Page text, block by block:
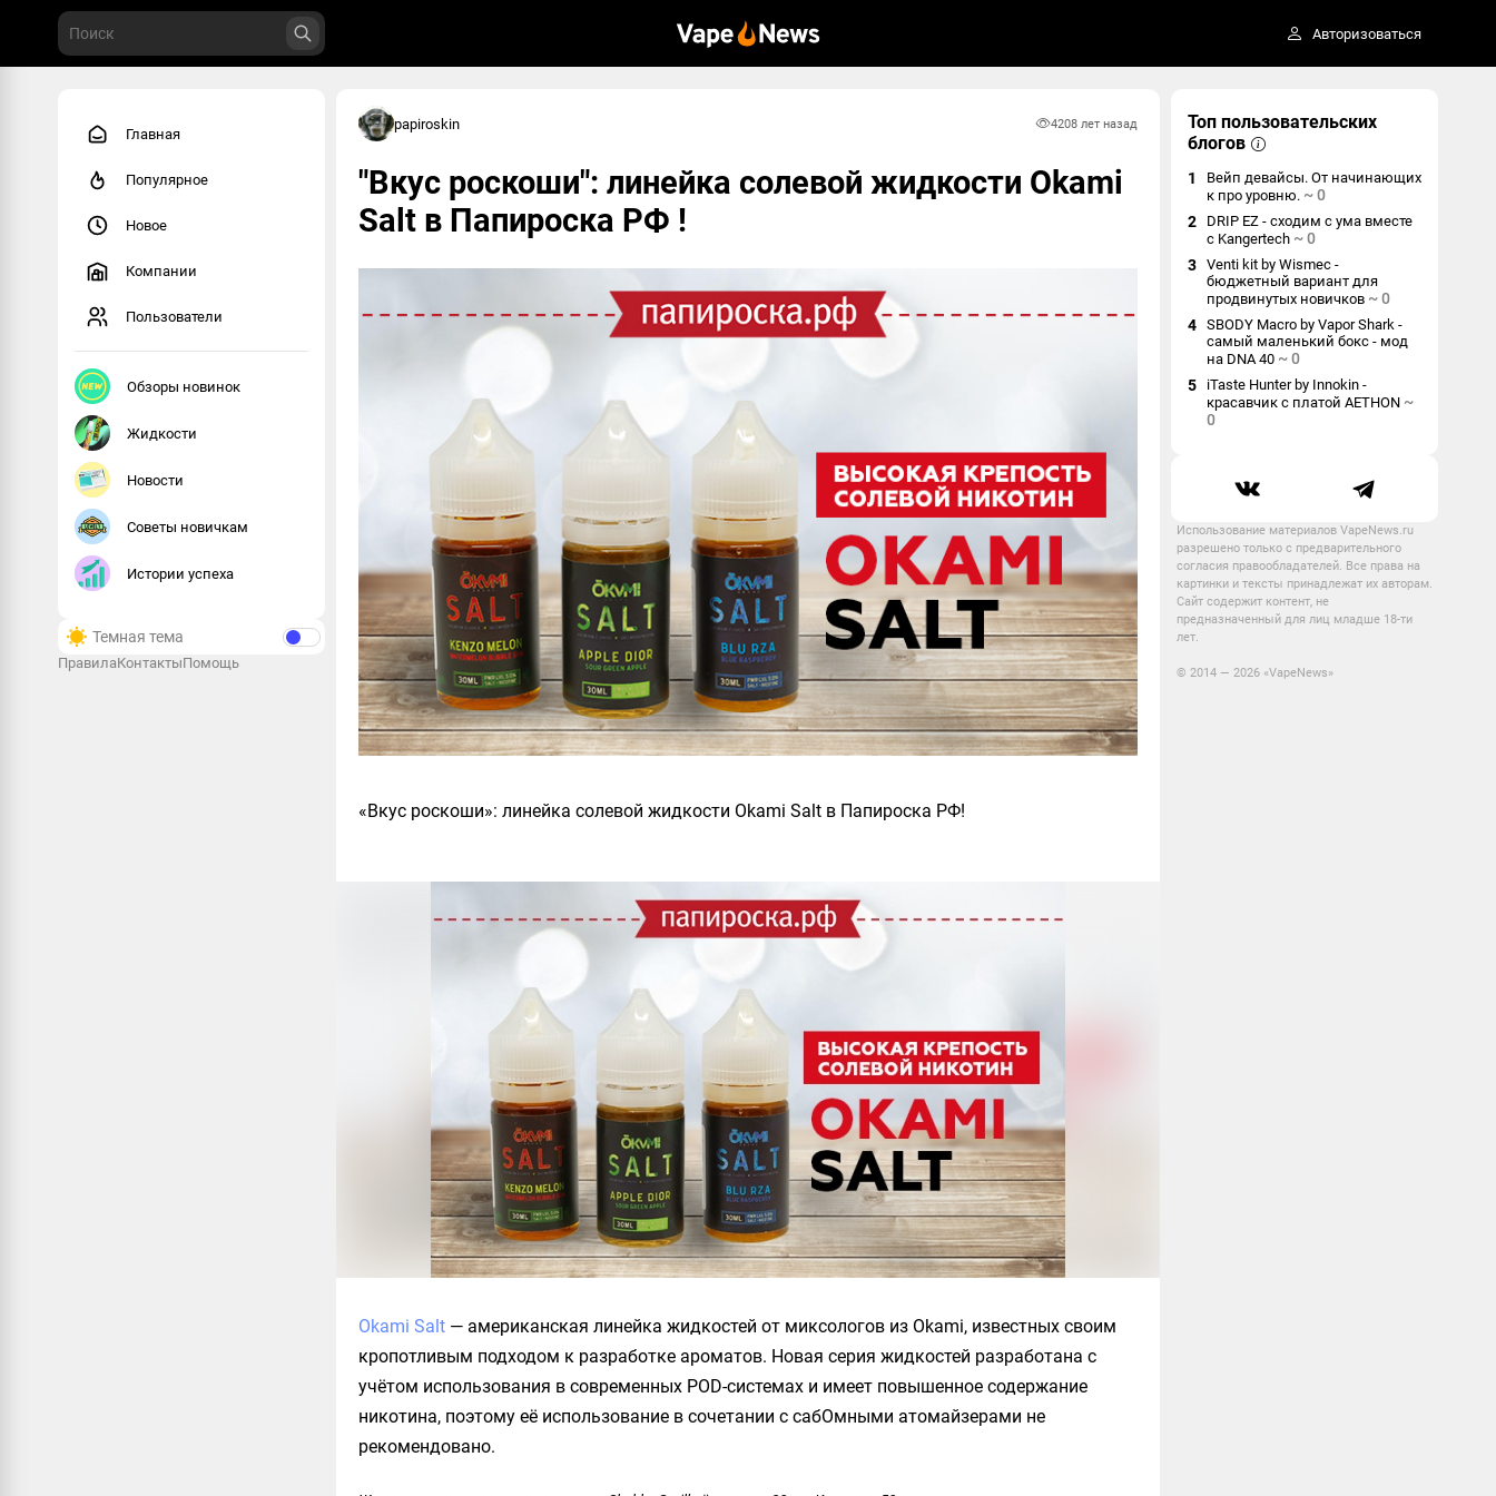
Авторизоваться
Главная
Популярное
Новое
Компании
Пользователи
Обзоры новинок
Жидкости
Новости
Советы новичкам
Истории успеха
Темная тема
ПравилаКонтактыПомощь
papiroskin 4208 лет назад
"Вкус роскоши": линейка солевой жидкости Okami
Salt в Папироска РФ !
«Вкус роскоши»: линейка солевой жидкости Okami Salt в Папироска РФ!
Okami Salt — американская линейка жидкостей от миксологов из Okami, известных своим
кропотливым подходом к разработке ароматов. Новая серия жидкостей разработана с
учётом использования в современных POD-системах и имеет повышенное содержание
никотина, поэтому её использование в сочетании с сабОмными атомайзерами не
рекомендовано.
Топ пользовательских
блогов
1
Вейп девайсы. От начинающих
к про уровню. ~0
2
DRIP EZ - сходим с ума вместе
с Kangertech ~0
3 Venti kit by Wismec -
бюджетный вариант для
продвинутых новичков ~0
4 SBODY Macro by Vapor Shark -
самый маленький бокс - мод
на DNA 40 ~0
5
iTaste Hunter by Innokin -
красавчик с платой AETHON ~
0
Использование материалов VapeNews.ru
разрешено только с предварительного
согласия правообладателей. Все права на
картинки и тексты принадлежат их авторам.
Сайт содержит контент, не
предназначенный для лиц младше 18-ти
лет.
© 2014 — 2026 «VapeNews»